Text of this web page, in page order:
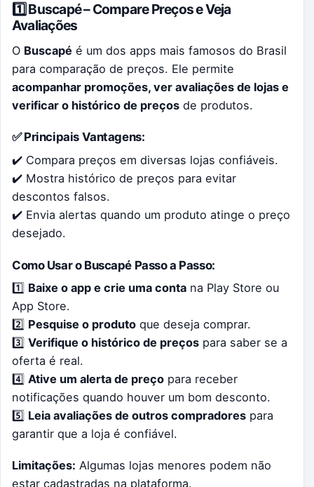
1️⃣ Buscapé – Compare Preços e Veja
Avaliações
O Buscapé é um dos apps mais famosos do Brasil
para comparação de preços. Ele permite
acompanhar promoções, ver avaliações de lojas e
verificar o histórico de preços de produtos.
✅ Principais Vantagens:
✔️ Compara preços em diversas lojas confiáveis.
✔️ Mostra histórico de preços para evitar
descontos falsos.
✔️ Envia alertas quando um produto atinge o preço
desejado.
Como Usar o Buscapé Passo a Passo:
1️⃣ Baixe o app e crie uma conta na Play Store ou
App Store.
2️⃣ Pesquise o produto que deseja comprar.
3️⃣ Verifique o histórico de preços para saber se a
oferta é real.
4️⃣ Ative um alerta de preço para receber
notificações quando houver um bom desconto.
5️⃣ Leia avaliações de outros compradores para
garantir que a loja é confiável.
Limitações: Algumas lojas menores podem não
estar cadastradas na plataforma.